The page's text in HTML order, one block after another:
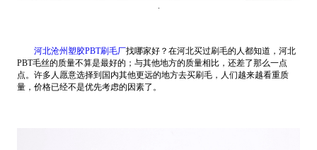
.
河北沧州塑胶PBT刷毛厂找哪家好？在河北买过刷毛的人都知道，河北
PBT毛丝的质量不算是最好的；与其他地方的质量相比，还差了那么一点
点。许多人愿意选择到国内其他更远的地方去买刷毛，人们越来越看重质
量，价格已经不是优先考虑的因素了。